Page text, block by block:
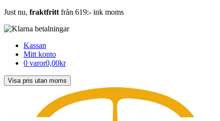
Just nu, fraktfritt från 619:- ink moms
Kassan
Mitt konto
0 varor0,00kr